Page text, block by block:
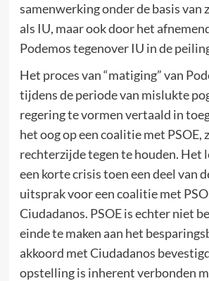
samenwerking onder de basis van
als IU, maar ook door het
Podemos tegenover IU in de
Het proces van “matiging” van
tijdens de periode van mislukte
regering te vormen vertaald in
het oog op een coalitie met PSOE,
rechterzijde tegen te houden. Het
een korte crisis toen een deel van
uitsprak voor een coalitie met
Ciudadanos. PSOE is echter niet
einde te maken aan het
akkoord met Ciudadanos
opstelling is inherent verbonden